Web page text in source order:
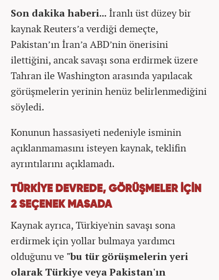
Son dakika haberi... İranlı üst düzey bir
kaynak Reuters’a verdiği demeçte,
Pakistan’ın İran’a ABD’nin önerisini
ilettiğini, ancak savaşı sona erdirmek üzere
Tahran ile Washington arasında yapılacak
görüşmelerin yerinin henüz belirlenmediğini
söyledi.
Konunun hassasiyeti nedeniyle isminin
açıklanmamasını isteyen kaynak, teklifin
ayrıntılarını açıklamadı.
TÜRKİYE DEVREDE, GÖRÜŞMELER İÇİN
2 SEÇENEK MASADA
Kaynak ayrıca, Türkiye'nin savaşı sona
erdirmek için yollar bulmaya yardımcı
olduğunu ve "bu tür görüşmelerin yeri
olarak Türkiye veya Pakistan'ın